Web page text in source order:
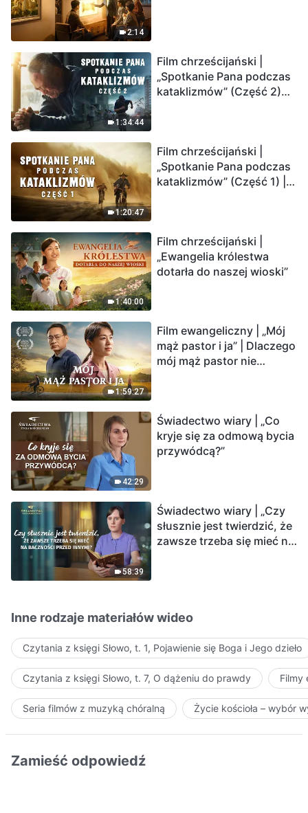
2:14
1:34:44
Film chrześcijański |
„Spotkanie Pana podczas
kataklizmów” (Część 2)
Ludzkość weszła w
odliczanie. Czy znalazłeś
już drogę ocalenia?
1:20:47
Film chrześcijański |
„Spotkanie Pana podczas
kataklizmów” (Część 1) |
1:40:00
Film chrześcijański |
„Ewangelia królestwa
dotarła do naszej wioski”
1:59:27
Film ewangeliczny | „Mój
mąż pastor i ja” | Dlaczego
mój mąż pastor nie
42:29
Świadectwo wiary | „Co
kryje się za odmową bycia
przywódcą?”
58:39
Świadectwo wiary | „Czy
słusznie jest twierdzić, że
zawsze trzeba się mieć na
Inne rodzaje materiałów wideo
Czytania z księgi Słowo, t. 1, Pojawienie się Boga i Jego dzieło
Czytania z księgi Słowo, t. 7, O dążeniu do prawdy Filmy
Seria filmów z muzyką chóralną Życie kościoła – wybór
Zamieść odpowiedź